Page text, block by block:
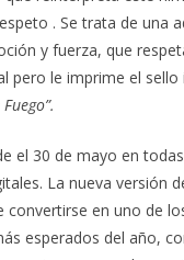
. Se trata de una
y fuerza, que
pero le imprime el sello
el 30 de mayo en
La nueva versión
en uno de
esperados del año,